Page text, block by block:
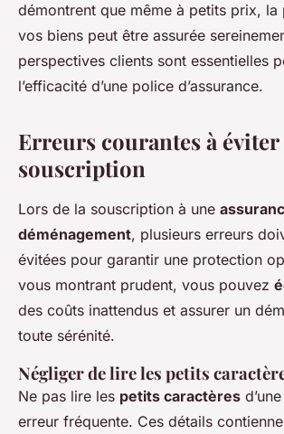
démontrent que même à petits prix,
vos biens peut être assurée
perspectives clients sont essentielles
l’efficacité d’une police d’assurance.
Erreurs courantes à éviter
souscription
Lors de la souscription à une
déménagement, plusieurs erreurs
évitées pour garantir une protection
vous montrant prudent, vous pouvez
des coûts inattendus et assurer un
toute sérénité.
Négliger de lire les petits
Ne pas lire les petits caractères
erreur fréquente. Ces détails